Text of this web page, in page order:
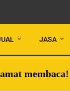
JASA
membaca!